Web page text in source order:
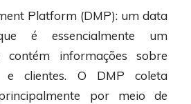
Platform (DMP): um data
é essencialmente um
informações sobre
e clientes. O DMP coleta
por meio de